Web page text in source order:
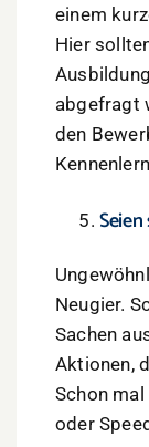
einem
Hier
abgefragt
den
Neugier.
Sachen
Aktionen,
Schon
oder